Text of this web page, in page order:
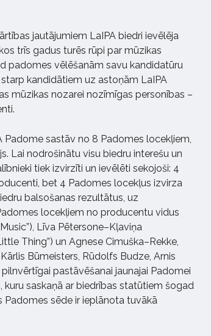
jautājumiem LaIPA biedri ievēlēja
trīs gadus turēs rūpi par mūzikas
padomes vēlēšanām savu kandidatūru
kandidātiem uz astoņām LaIPA
mūzikas nozarei nozīmīgas personības –
Padome sastāv no 8 Padomes locekļiem,
Lai nodrošinātu visu biedru interešu un
tiek izvirzīti un ievēlēti sekojoši: 4
bet 4 Padomes locekļus izvirza
balsošanas rezultātus, uz
locekļiem no producentu vidus
Līva Pētersone–Kļaviņa
Thing”) un Agnese Cimuška–Rekke,
Būmeisters, Rūdolfs Budze, Arnis
pastāvēšanai jaunajai Padomei
kuru saskaņā ar biedrības statūtiem šogad
Padomes sēde ir ieplānota tuvākā